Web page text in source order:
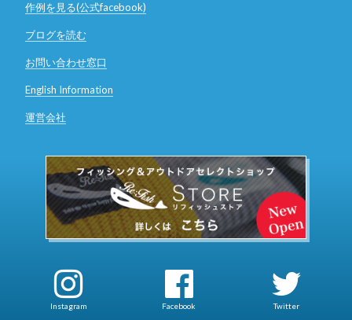
作例を見る(公式facebook)
ブログを読む
お問い合わせ窓口
English Information
運営会社
Instagram Facebook Twitter